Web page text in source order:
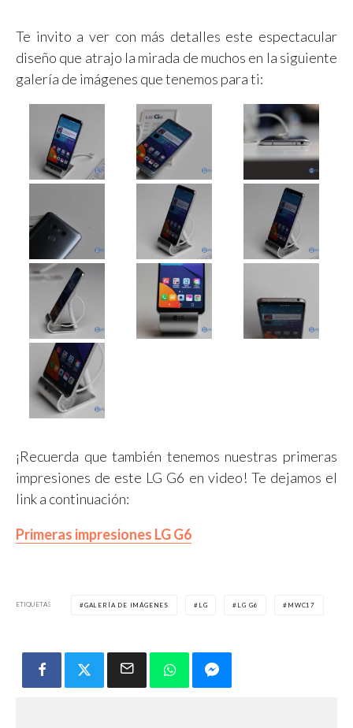
Te invito a ver con más detalles este espectacular
diseño que atrajo la mirada de muchos en la siguiente
galería de imágenes que tenemos para ti:
¡Recuerda que también tenemos nuestras primeras
impresiones de este LG G6 en video! Te dejamos el
link a continuación:
Primeras impresiones LG G6
ETIQUETAS GALERÍA DE IMÁGENES LG LG G6 MWC17